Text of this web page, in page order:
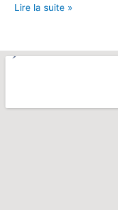
Lire la suite »